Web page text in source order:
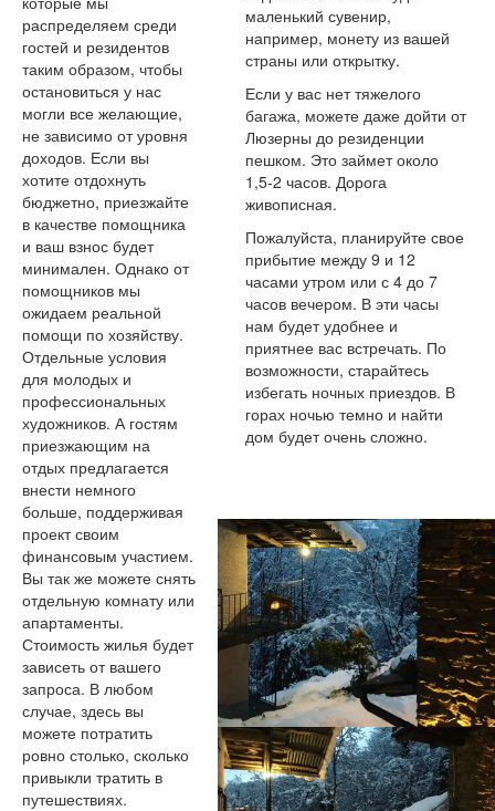
распределяем среди
гостей и резидентов
таким образом, чтобы
остановиться у нас
могли все желающие,
не зависимо от уровня
доходов. Если вы
хотите отдохнуть
бюджетно, приезжайте
в качестве помощника
и ваш взнос будет
минимален. Однако от
помощников мы
ожидаем реальной
помощи по хозяйству.
Отдельные условия
для молодых и
профессиональных
художников. А гостям
приезжающим на
отдых предлагается
внести немного
больше, поддерживая
проект своим
финансовым участием.
Вы так же можете снять
отдельную комнату или
апартаменты.
Стоимость жилья будет
зависеть от вашего
запроса. В любом
случае, здесь вы
можете потратить
ровно столько, сколько
привыкли тратить в
путешествиях.
маленький сувенир,
например, монету из вашей
страны или открытку.
Если у вас нет тяжелого
багажа, можете даже дойти от
Люзерны до резиденции
пешком. Это займет около
1,5-2 часов. Дорога
живописная.
Пожалуйста, планируйте свое
прибытие между 9 и 12
часами утром или с 4 до 7
часов вечером. В эти часы
нам будет удобнее и
приятнее вас встречать. По
возможности, старайтесь
избегать ночных приездов. В
горах ночью темно и найти
дом будет очень сложно.